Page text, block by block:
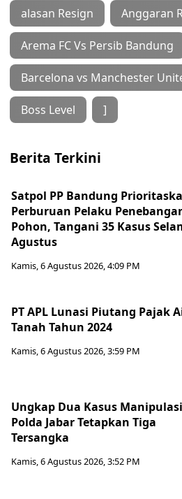
alasan Resign Anggaran
Arema FC Vs Persib Bandung
Barcelona vs Manchester
Boss Level ]
Berita Terkini
Satpol PP Bandung
Perburuan Pelaku
Pohon, Tangani 35 Kasus
Agustus
Kamis, 6 Agustus 2026, 4:09 PM
PT APL Lunasi Piutang Pajak
Tanah Tahun 2024
Kamis, 6 Agustus 2026, 3:59 PM
Ungkap Dua Kasus
Polda Jabar Tetapkan Tiga
Tersangka
Kamis, 6 Agustus 2026, 3:52 PM